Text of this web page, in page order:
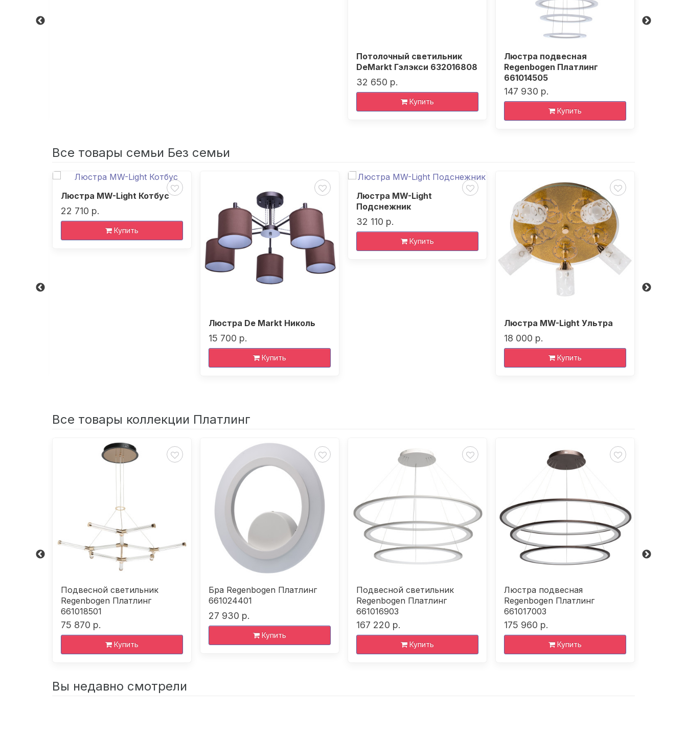
Потолочный светильник
DeMarkt Гэлэкси 632016808
32 650 р.
Купить
Люстра подвесная
Regenbogen Платлинг
661014505
147 930 р.
Купить
Все товары семьи Без семьи
Люстра MW-Light Котбус
22 710 р.
Купить
Люстра De Markt Николь
15 700 р.
Купить
Люстра MW-Light
Подснежник
32 110 р.
Купить
Люстра MW-Light Ультра
18 000 р.
Купить
Все товары коллекции Платлинг
Подвесной светильник
Regenbogen Платлинг
661018501
75 870 р.
Купить
Бра Regenbogen Платлинг
661024401
27 930 р.
Купить
Подвесной светильник
Regenbogen Платлинг
661016903
167 220 р.
Купить
Люстра подвесная
Regenbogen Платлинг
661017003
175 960 р.
Купить
Вы недавно смотрели